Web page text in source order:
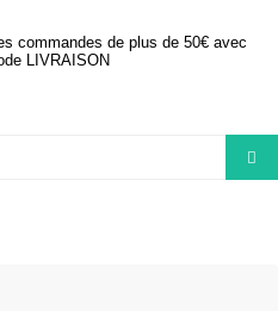
commandes de plus de 50€ avec
LIVRAISON